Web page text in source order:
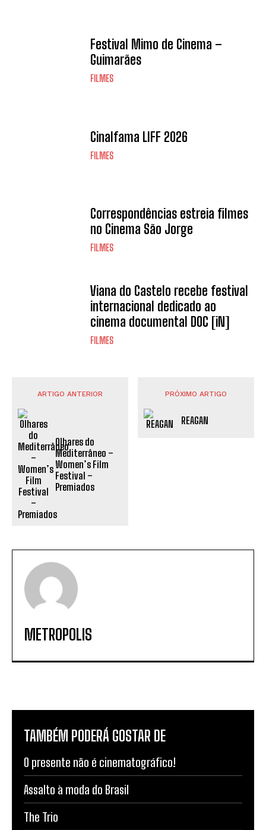
Festival Mimo de Cinema –
Guimarães
FILMES
Cinalfama LIFF 2026
FILMES
Correspondências estreia filmes
no Cinema São Jorge
FILMES
Viana do Castelo recebe festival
internacional dedicado ao
cinema documental DOC [iN]
FILMES
ARTIGO ANTERIOR
Olhares do
Mediterrâneo –
Women’s Film
Festival –
Premiados
PRÓXIMO ARTIGO
REAGAN
METROPOLIS
TAMBÉM PODERÁ GOSTAR DE
O presente não é cinematográfico!
Assalto à moda do Brasil
The Trio